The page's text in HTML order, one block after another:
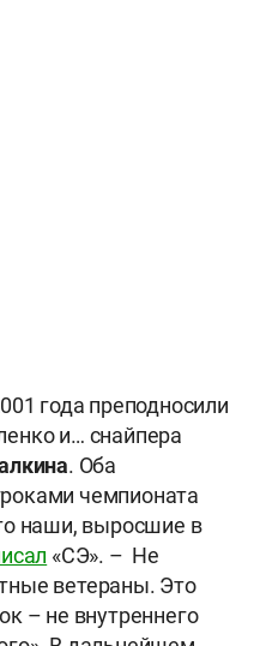
года преподносили
и… снайпера
. Оба
чемпионата
наши, выросшие в
«СЭ». – Не
ветераны. Это
– не внутреннего